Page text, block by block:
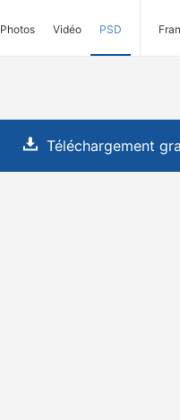
Photos Vidéo PSD
Téléchargement